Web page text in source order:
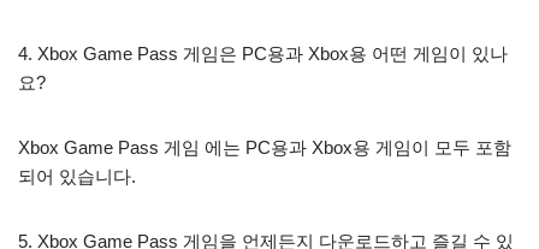
4. Xbox Game Pass 게임은 PC용과 Xbox용 어떤 게임이 있나
요?
Xbox Game Pass 게임 에는 PC용과 Xbox용 게임이 모두 포함
되어 있습니다.
5. Xbox Game Pass 게임을 언제든지 다운로드하고 즐길 수 있